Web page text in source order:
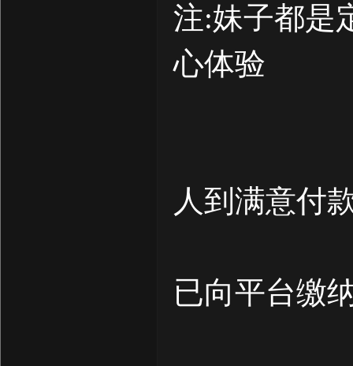
注:妹子都是
心体验
人到满意付
已向平台缴